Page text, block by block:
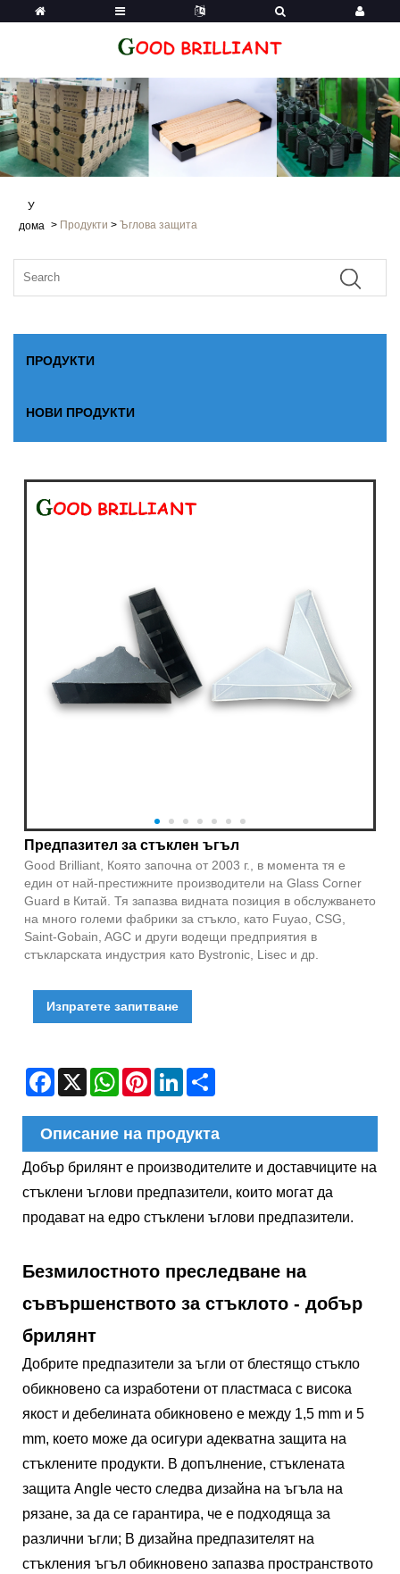
У
дома > Продукти > Ъглова защита
ПРОДУКТИ
НОВИ ПРОДУКТИ
Предпазител за стъклен ъгъл
Good Brilliant, Която започна от 2003 г., в момента тя е
един от най-престижните производители на Glass Corner
Guard в Китай. Тя запазва видната позиция в обслужването
на много големи фабрики за стъкло, като Fuyao, CSG,
Saint-Gobain, AGC и други водещи предприятия в
стъкларската индустрия като Bystronic, Lisec и др.
Изпратете запитване
Facebook
X WhatsAppPinterestLinkedIn
Описание на продукта
Добър брилянт е производителите и доставчиците на
стъклени ъглови предпазители, които могат да
продават на едро стъклени ъглови предпазители.
Безмилостното преследване на
съвършенството за стъклото - добър
брилянт
Добрите предпазители за ъгли от блестящо стъкло
обикновено са изработени от пластмаса с висока
якост и дебелината обикновено е между 1,5 mm и 5
mm, което може да осигури адекватна защита на
стъклените продукти. В допълнение, стъклената
защита Angle често следва дизайна на ъгъла на
рязане, за да се гарантира, че е подходяща за
различни ъгли; В дизайна предпазителят на
стъкления ъгъл обикновено запазва пространството